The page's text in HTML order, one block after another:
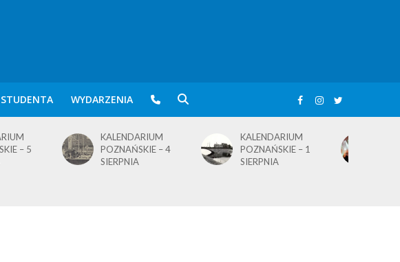
WYDARZENIA
– 4
KALENDARIUM
POZNAŃSKIE – 1
SIERPNIA
BLusowe święto nad
wielkopolskim
jeziorem